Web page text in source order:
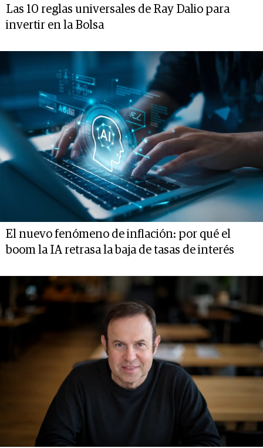
Las 10 reglas universales de Ray Dalio para
invertir en la Bolsa
El nuevo fenómeno de inflación: por qué el
boom la IA retrasa la baja de tasas de interés